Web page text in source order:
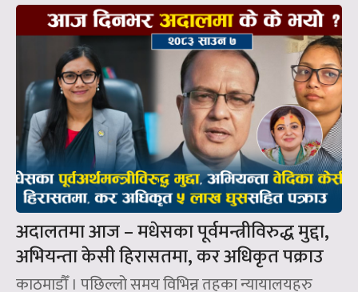
अदालतमा आज – मधेसका पूर्वमन्त्रीविरुद्ध मुद्दा,
अभियन्ता केसी हिरासतमा, कर अधिकृत पक्राउ
काठमाडौँ । पछिल्लो समय विभिन्न तहका न्यायालयहरु